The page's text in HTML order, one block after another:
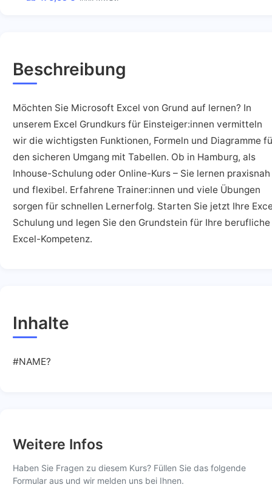
Beschreibung
Möchten Sie Microsoft Excel von Grund auf lernen? In
unserem Excel Grundkurs für Einsteiger:innen vermitteln
wir die wichtigsten Funktionen, Formeln und Diagramme
den sicheren Umgang mit Tabellen. Ob in Hamburg, als
Inhouse-Schulung oder Online-Kurs – Sie lernen praxisnah
und flexibel. Erfahrene Trainer:innen und viele Übungen
sorgen für schnellen Lernerfolg. Starten Sie jetzt Ihre
Schulung und legen Sie den Grundstein für Ihre berufliche
Excel-Kompetenz.
Inhalte
#NAME?
Weitere Infos
Haben Sie Fragen zu diesem Kurs? Füllen Sie das folgende
Formular aus und wir melden uns bei Ihnen.